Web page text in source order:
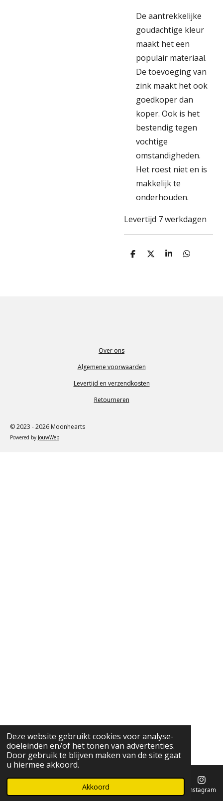
Deze website gebruikt cookies voor analyse-
doeleinden en/of het tonen van advertenties.
Door gebruik te blijven maken van de site gaat
u hiermee akkoord.
Akkoord
De aantrekkelijke
goudachtige kleur
maakt het een
populair materiaal.
De toevoeging van
zink maakt het ook
goedkoper dan
koper. Ook is het
bestendig tegen
vochtige
omstandigheden.
Het roest niet en is
makkelijk te
onderhouden.
Levertijd 7 werkdagen
D
D
S
D
Over ons
Algemene voorwaarden
Levertijd en verzendkosten
Retourneren
© 2023 - 2026 Moonhearts
Powered by JouwWeb
E-mailadres Instagram